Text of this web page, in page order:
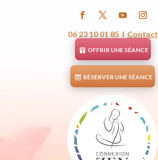
06 23 10 01 85 I Contact
OFFRIR UNE SÉANCE
RÉSERVER UNE SÉANCE